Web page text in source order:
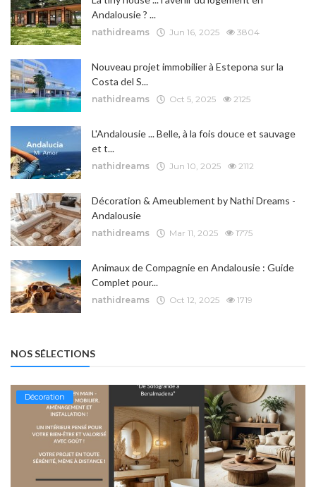
Andalousie ? ...
nathidreams Jun 16, 2025 3804
Nouveau projet immobilier à Estepona sur la
Costa del S...
nathidreams Oct 5, 2025 2125
L'Andalousie ... Belle, à la fois douce et sauvage
et t...
nathidreams Jun 10, 2025 2112
Décoration & Ameublement by Nathi Dreams -
Andalousie
nathidreams Mar 11, 2025 1775
Animaux de Compagnie en Andalousie : Guide
Complet pour...
nathidreams Oct 12, 2025 1719
NOS SÉLECTIONS
Décoration